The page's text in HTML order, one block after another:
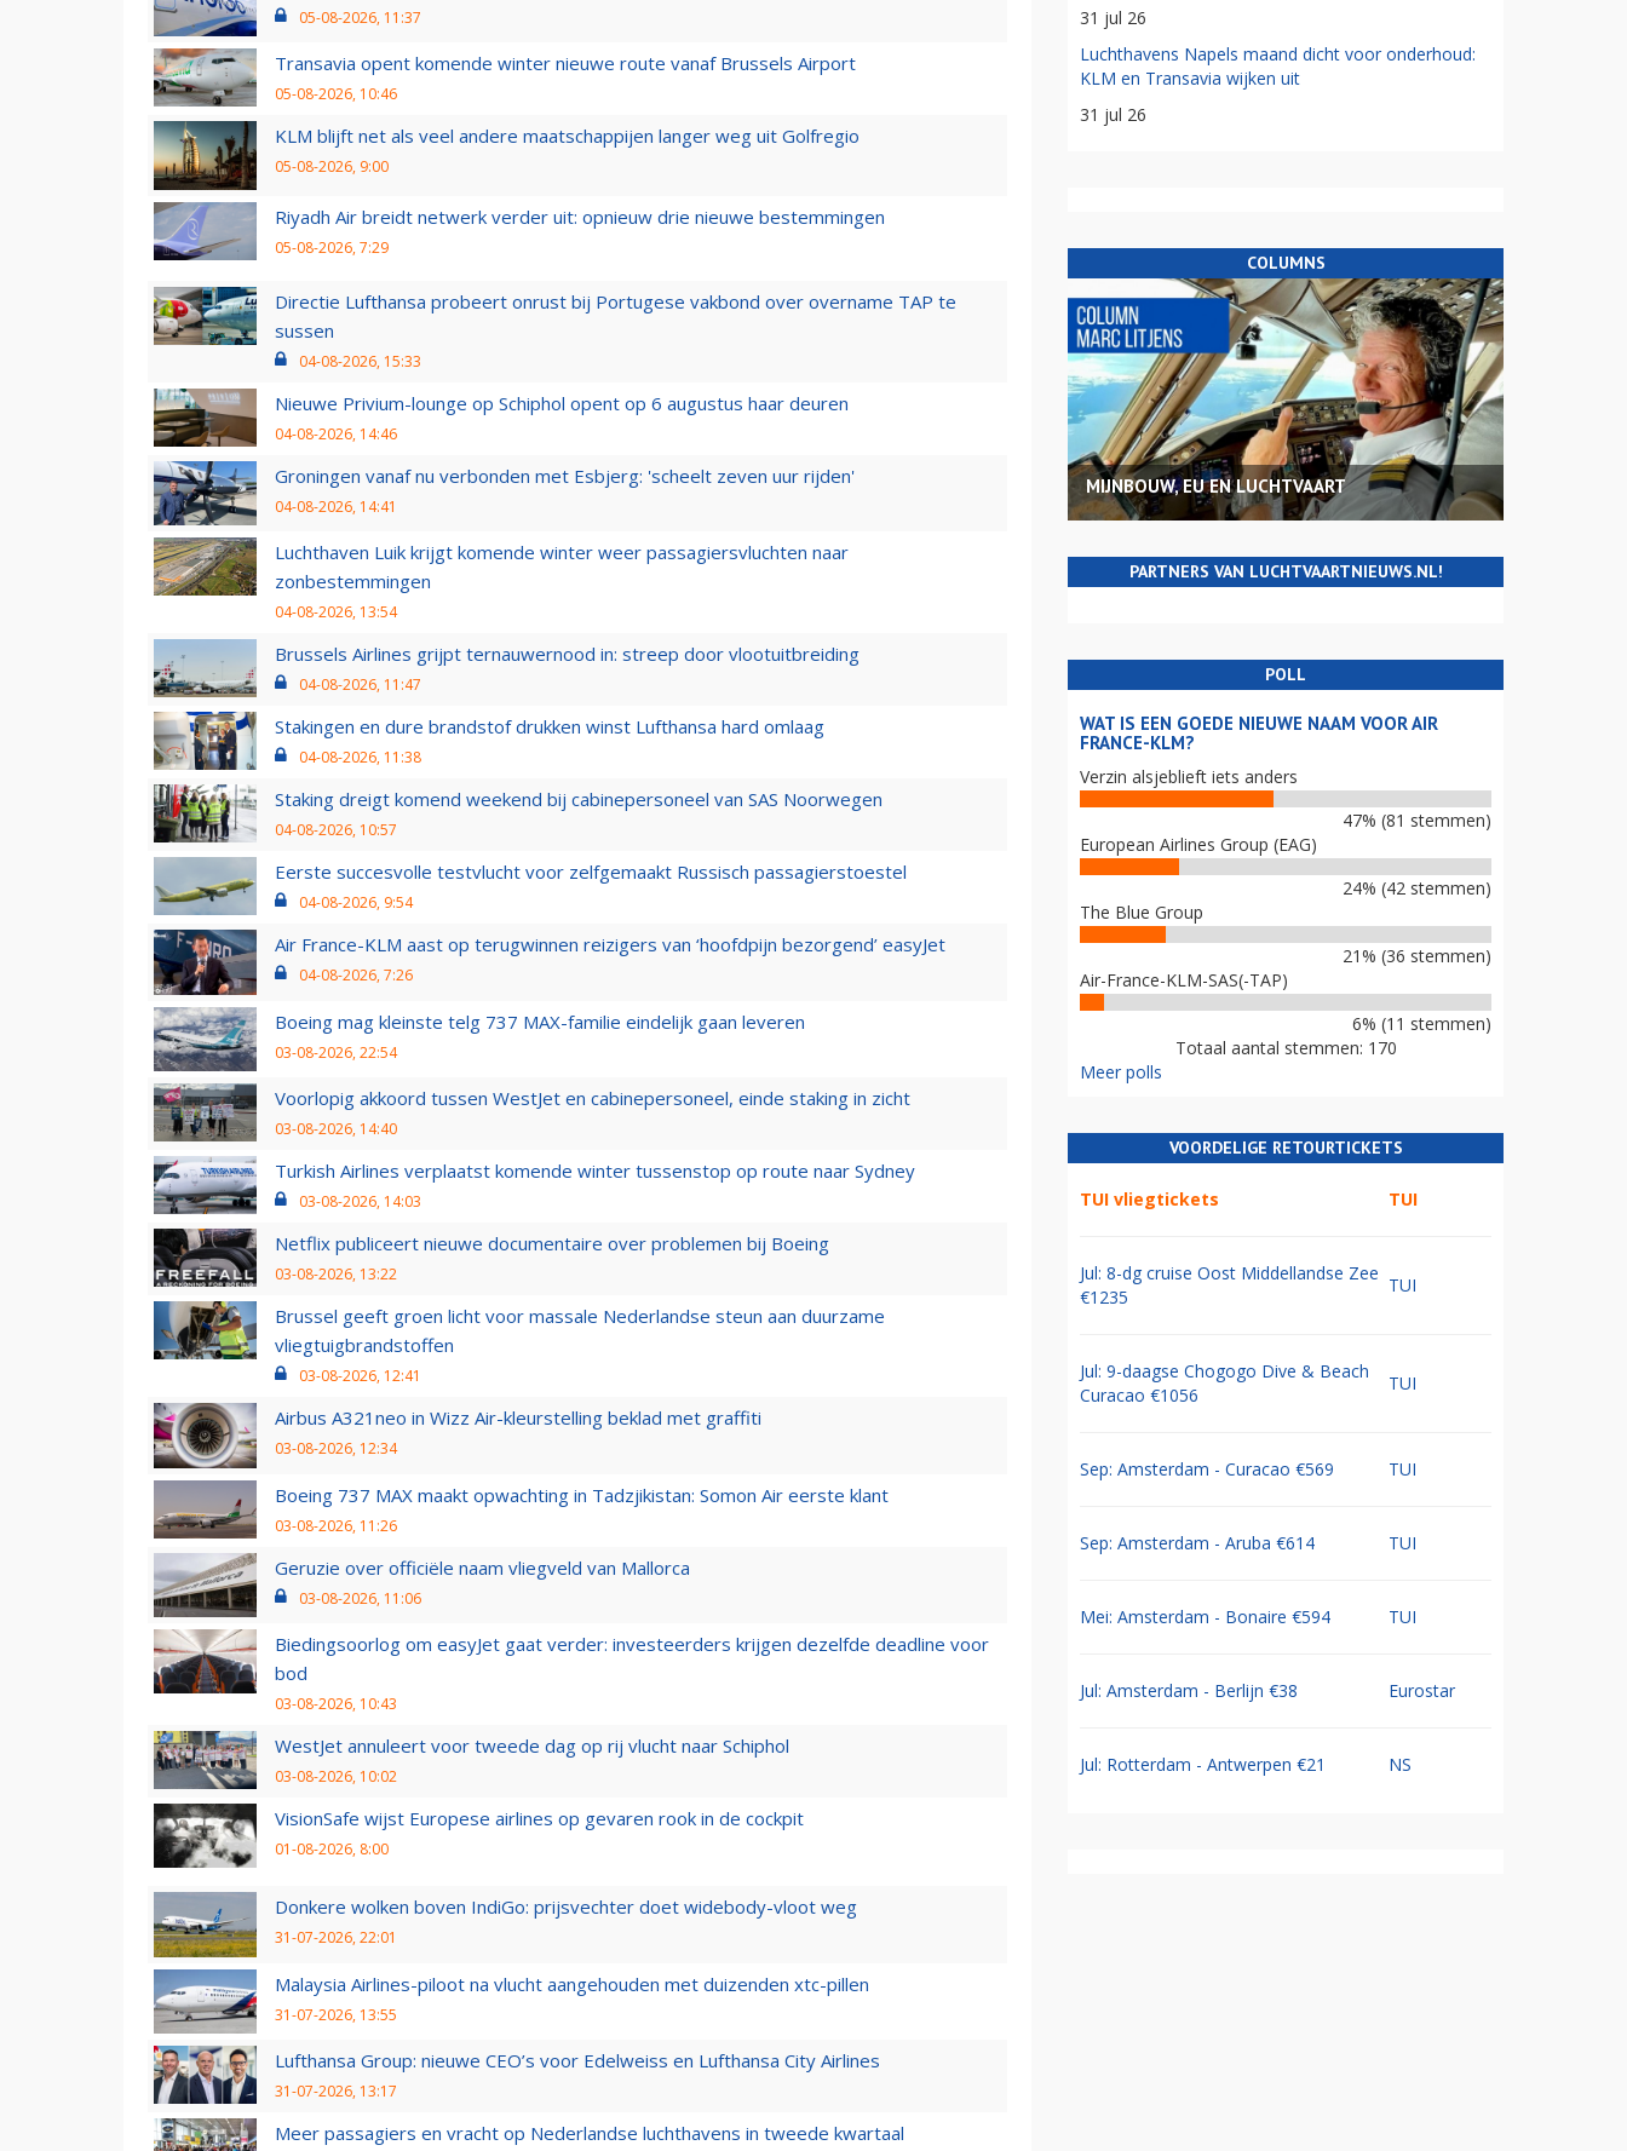
05-08-2026, 11:37
Transavia opent komende winter nieuwe route vanaf Brussels Airport
05-08-2026, 10:46
KLM blijft net als veel andere maatschappijen langer weg uit Golfregio
05-08-2026, 9:00
Riyadh Air breidt netwerk verder uit: opnieuw drie nieuwe bestemmingen
05-08-2026, 7:29
Directie Lufthansa probeert onrust bij Portugese vakbond over overname TAP te
sussen
04-08-2026, 15:33
Nieuwe Privium-lounge op Schiphol opent op 6 augustus haar deuren
04-08-2026, 14:46
Groningen vanaf nu verbonden met Esbjerg: 'scheelt zeven uur rijden'
04-08-2026, 14:41
Luchthaven Luik krijgt komende winter weer passagiersvluchten naar
zonbestemmingen
04-08-2026, 13:54
Brussels Airlines grijpt ternauwernood in: streep door vlootuitbreiding
04-08-2026, 11:47
Stakingen en dure brandstof drukken winst Lufthansa hard omlaag
04-08-2026, 11:38
Staking dreigt komend weekend bij cabinepersoneel van SAS Noorwegen
04-08-2026, 10:57
Eerste succesvolle testvlucht voor zelfgemaakt Russisch passagierstoestel
04-08-2026, 9:54
Air France-KLM aast op terugwinnen reizigers van ‘hoofdpijn bezorgend’ easyJet
04-08-2026, 7:26
Boeing mag kleinste telg 737 MAX-familie eindelijk gaan leveren
03-08-2026, 22:54
Voorlopig akkoord tussen WestJet en cabinepersoneel, einde staking in zicht
03-08-2026, 14:40
Turkish Airlines verplaatst komende winter tussenstop op route naar Sydney
03-08-2026, 14:03
Netflix publiceert nieuwe documentaire over problemen bij Boeing
03-08-2026, 13:22
Brussel geeft groen licht voor massale Nederlandse steun aan duurzame
vliegtuigbrandstoffen
03-08-2026, 12:41
Airbus A321neo in Wizz Air-kleurstelling beklad met graffiti
03-08-2026, 12:34
Boeing 737 MAX maakt opwachting in Tadzjikistan: Somon Air eerste klant
03-08-2026, 11:26
Geruzie over officiële naam vliegveld van Mallorca
03-08-2026, 11:06
Biedingsoorlog om easyJet gaat verder: investeerders krijgen dezelfde deadline voor
bod
03-08-2026, 10:43
WestJet annuleert voor tweede dag op rij vlucht naar Schiphol
03-08-2026, 10:02
VisionSafe wijst Europese airlines op gevaren rook in de cockpit
01-08-2026, 8:00
Donkere wolken boven IndiGo: prijsvechter doet widebody-vloot weg
31-07-2026, 22:01
Malaysia Airlines-piloot na vlucht aangehouden met duizenden xtc-pillen
31-07-2026, 13:55
Lufthansa Group: nieuwe CEO’s voor Edelweiss en Lufthansa City Airlines
31-07-2026, 13:17
Meer passagiers en vracht op Nederlandse luchthavens in tweede kwartaal
31 jul 26
Luchthavens Napels maand dicht voor onderhoud:
KLM en Transavia wijken uit
31 jul 26
COLUMNS
MIJNBOUW, EU EN LUCHTVAART
PARTNERS VAN LUCHTVAARTNIEUWS.NL!
POLL
WAT IS EEN GOEDE NIEUWE NAAM VOOR AIR
FRANCE-KLM?
Verzin alsjeblieft iets anders
47% (81 stemmen)
European Airlines Group (EAG)
24% (42 stemmen)
The Blue Group
21% (36 stemmen)
Air-France-KLM-SAS(-TAP)
6% (11 stemmen)
Totaal aantal stemmen: 170
Meer polls
VOORDELIGE RETOURTICKETS
TUI vliegtickets TUI
Jul: 8-dg cruise Oost Middellandse Zee
€1235
TUI
Jul: 9-daagse Chogogo Dive & Beach
Curacao €1056
TUI
Sep: Amsterdam - Curacao €569 TUI
Sep: Amsterdam - Aruba €614 TUI
Mei: Amsterdam - Bonaire €594 TUI
Jul: Amsterdam - Berlijn €38 Eurostar
Jul: Rotterdam - Antwerpen €21 NS